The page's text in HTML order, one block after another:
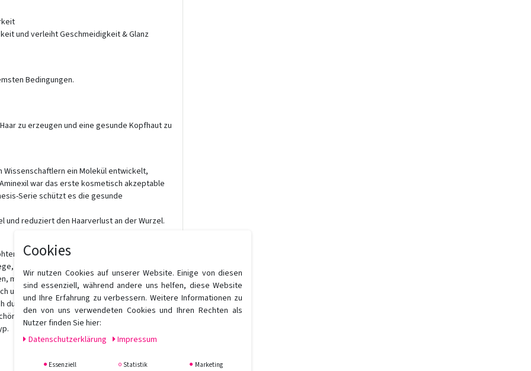
und verleiht Geschmeidigkeit & Glanz
Bedingungen.
zu erzeugen und eine gesunde Kopfhaut zu
Wissenschaftlern ein Molekül entwickelt,
war das erste kosmetisch akzeptable
Serie schützt es die gesunde
reduziert den Haarverlust an der Wurzel.
Haarverlust zu kämpfen haben. Handeln
die es braucht: Eine exklusive Anti-
mit unterschiedlichem Ausmaß an Haarverlust.
und durch eine geschwächte Haarwurzel zu
durch die Stärkung der Haarfaser und
durch einen gesünderen, volleren Look.
Cookies
Wir nutzen Cookies auf unserer Website. Einige von diesen
sind essenziell, während andere uns helfen, diese Website
und Ihre Erfahrung zu verbessern. Weitere Informationen zu
den von uns verwendeten Cookies und Ihren Rechten als
Nutzer finden Sie hier:
Daten­schutz­erklärung
Impressum
Essenziell Statistik
Marketing